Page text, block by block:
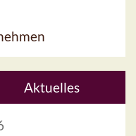
Aktuelles